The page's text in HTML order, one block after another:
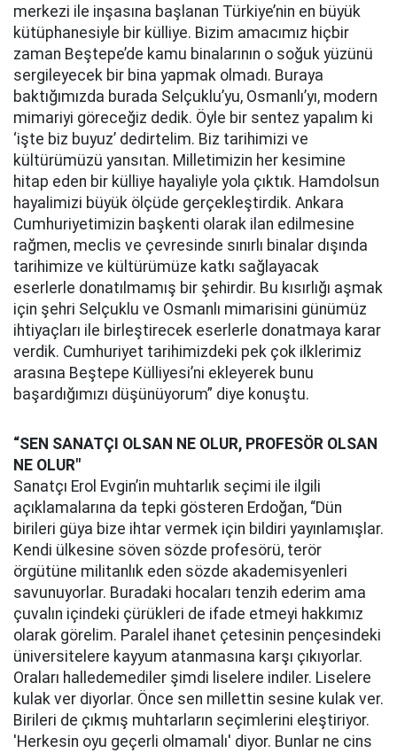
merkezi ile inşasına başlanan Türkiye’nin en büyük
kütüphanesiyle bir külliye. Bizim amacımız hiçbir
zaman Beştepe’de kamu binalarının o soğuk yüzünü
sergileyecek bir bina yapmak olmadı. Buraya
baktığımızda burada Selçuklu’yu, Osmanlı’yı, modern
mimariyi göreceğiz dedik. Öyle bir sentez yapalım ki
‘işte biz buyuz’ dedirtelim. Biz tarihimizi ve
kültürümüzü yansıtan. Milletimizin her kesimine
hitap eden bir külliye hayaliyle yola çıktık. Hamdolsun
hayalimizi büyük ölçüde gerçekleştirdik. Ankara
Cumhuriyetimizin başkenti olarak ilan edilmesine
rağmen, meclis ve çevresinde sınırlı binalar dışında
tarihimize ve kültürümüze katkı sağlayacak
eserlerle donatılmamış bir şehirdir. Bu kısırlığı aşmak
için şehri Selçuklu ve Osmanlı mimarisini günümüz
ihtiyaçları ile birleştirecek eserlerle donatmaya karar
verdik. Cumhuriyet tarihimizdeki pek çok ilklerimiz
arasına Beştepe Külliyesi’ni ekleyerek bunu
başardığımızı düşünüyorum” diye konuştu.
“SEN SANATÇI OLSAN NE OLUR, PROFESÖR OLSAN
NE OLUR"
Sanatçı Erol Evgin’in muhtarlık seçimi ile ilgili
açıklamalarına da tepki gösteren Erdoğan, “Dün
birileri güya bize ihtar vermek için bildiri yayınlamışlar.
Kendi ülkesine söven sözde profesörü, terör
örgütüne militanlık eden sözde akademisyenleri
savunuyorlar. Buradaki hocaları tenzih ederim ama
çuvalın içindeki çürükleri de ifade etmeyi hakkımız
olarak görelim. Paralel ihanet çetesinin pençesindeki
üniversitelere kayyum atanmasına karşı çıkıyorlar.
Oraları halledemediler şimdi liselere indiler. Liselere
kulak ver diyorlar. Önce sen millettin sesine kulak ver.
Birileri de çıkmış muhtarların seçimlerini eleştiriyor.
'Herkesin oyu geçerli olmamalı' diyor. Bunlar ne cins